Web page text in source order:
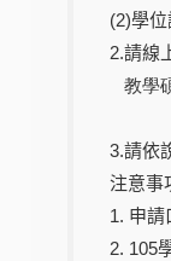
(2)學
2.請線
教學
3.請依
注意事
1. 申請
2. 105